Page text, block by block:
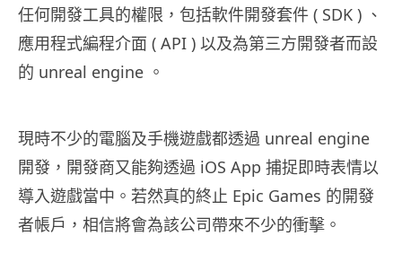
任何開發工具的權限，包括軟件開發套件 ( SDK ) 、
應用程式編程介面 ( API ) 以及為第三方開發者而設
的 unreal engine 。
現時不少的電腦及手機遊戲都透過 unreal engine
開發，開發商又能夠透過 iOS App 捕捉即時表情以
導入遊戲當中。若然真的終止 Epic Games 的開發
者帳戶，相信將會為該公司帶來不少的衝擊。